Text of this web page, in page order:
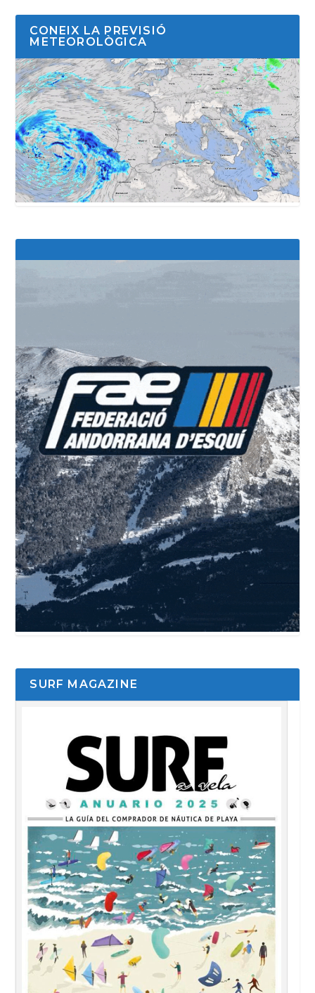
CONEIX LA PREVISIÓ
METEOROLÒGICA
SURF MAGAZINE